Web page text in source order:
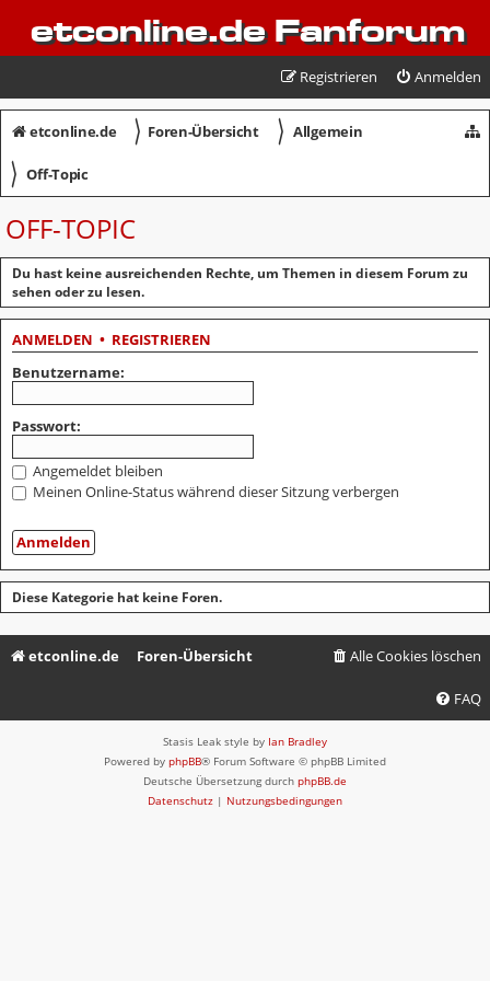
etconline.de Fanforum
Anmelden
Registrieren
etconline.de 〉 Foren-Übersicht 〉 Allgemein
〉 Off-Topic
OFF-TOPIC
Du hast keine ausreichenden Rechte, um Themen in diesem Forum zu
sehen oder zu lesen.
ANMELDEN • REGISTRIEREN
Benutzername:
Passwort:
Angemeldet bleiben
Meinen Online-Status während dieser Sitzung verbergen
Diese Kategorie hat keine Foren.
etconline.de Foren-Übersicht Alle Cookies löschen
FAQ
Stasis Leak style by Ian Bradley
Powered by phpBB® Forum Software © phpBB Limited
Deutsche Übersetzung durch phpBB.de
Datenschutz | Nutzungsbedingungen